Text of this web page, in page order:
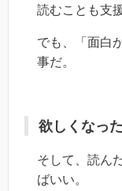
読むことも支
でも、「面白
事だ。
欲しくなっ
そして、読ん
ばいい。